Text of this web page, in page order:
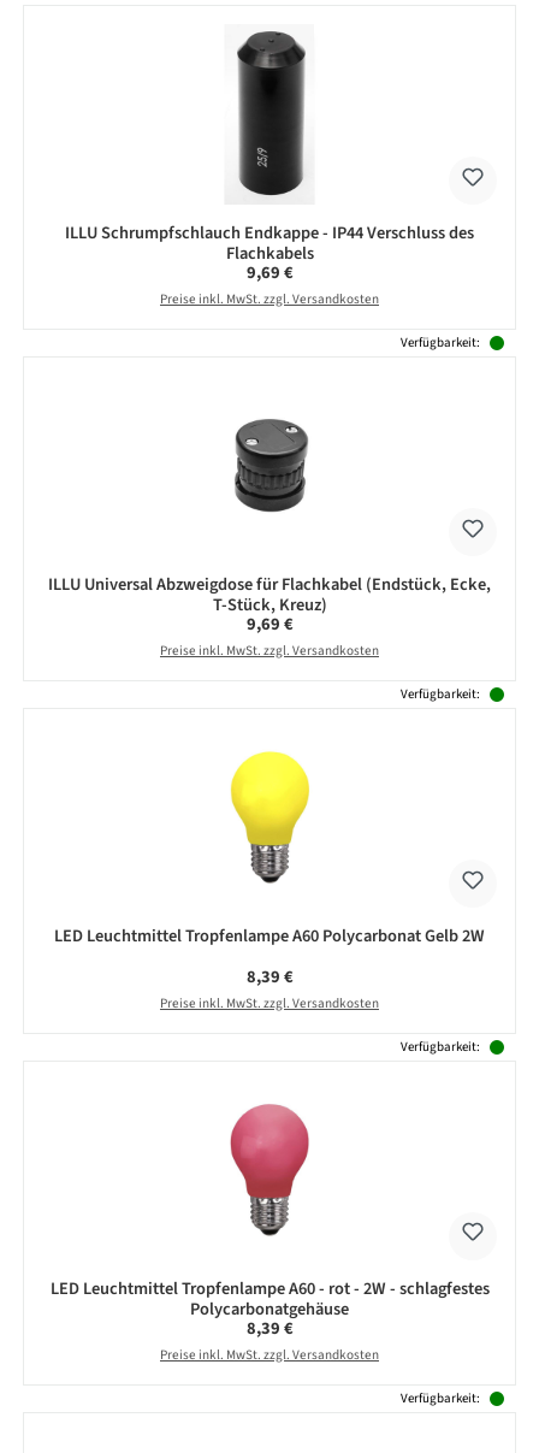
ILLU Schrumpfschlauch Endkappe - IP44 Verschluss des
Flachkabels
Regulärer Preis:
9,69 €
Preise inkl. MwSt. zzgl. Versandkosten
Verfügbarkeit:
ILLU Universal Abzweigdose für Flachkabel (Endstück, Ecke,
T-Stück, Kreuz)
Regulärer Preis:
9,69 €
Preise inkl. MwSt. zzgl. Versandkosten
Verfügbarkeit:
LED Leuchtmittel Tropfenlampe A60 Polycarbonat Gelb 2W
Regulärer Preis:
8,39 €
Preise inkl. MwSt. zzgl. Versandkosten
Verfügbarkeit:
LED Leuchtmittel Tropfenlampe A60 - rot - 2W - schlagfestes
Polycarbonatgehäuse
Regulärer Preis:
8,39 €
Preise inkl. MwSt. zzgl. Versandkosten
Verfügbarkeit: